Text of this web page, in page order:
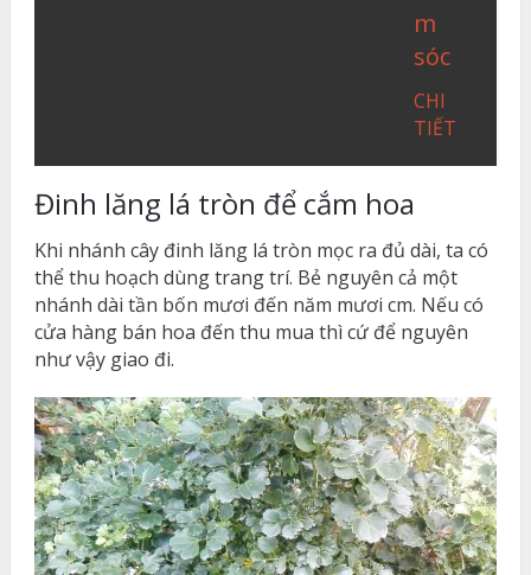
m
sóc
CHI
TIẾT
Đinh lăng lá tròn để cắm hoa
Khi nhánh cây đinh lăng lá tròn mọc ra đủ dài, ta có
thể thu hoạch dùng trang trí. Bẻ nguyên cả một
nhánh dài tần bốn mươi đến năm mươi cm. Nếu có
cửa hàng bán hoa đến thu mua thì cứ để nguyên
như vậy giao đi.